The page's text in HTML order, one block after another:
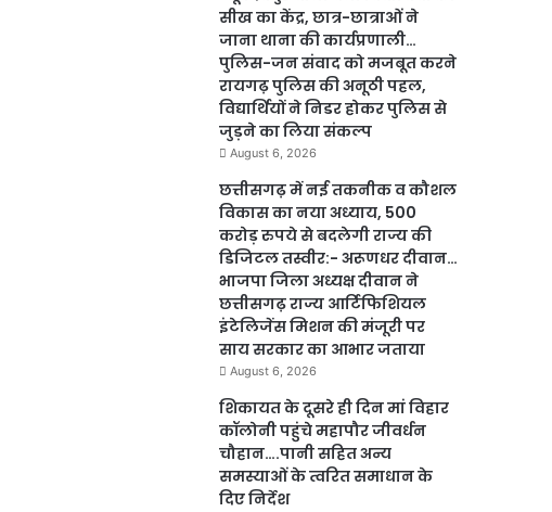
सीख का केंद्र, छात्र-छात्राओं ने
जाना थाना की कार्यप्रणाली…
पुलिस-जन संवाद को मजबूत करने
रायगढ़ पुलिस की अनूठी पहल,
विद्यार्थियों ने निडर होकर पुलिस से
जुड़ने का लिया संकल्प
August 6, 2026
छत्तीसगढ़ में नई तकनीक व कौशल
विकास का नया अध्याय, 500
करोड़ रुपये से बदलेगी राज्य की
डिजिटल तस्वीर:- अरूणधर दीवान…
भाजपा जिला अध्यक्ष दीवान ने
छत्तीसगढ़ राज्य आर्टिफिशियल
इंटेलिजेंस मिशन की मंजूरी पर
साय सरकार का आभार जताया
August 6, 2026
शिकायत के दूसरे ही दिन मां विहार
कॉलोनी पहुंचे महापौर जीवर्धन
चौहान….पानी सहित अन्य
समस्याओं के त्वरित समाधान के
दिए निर्देश